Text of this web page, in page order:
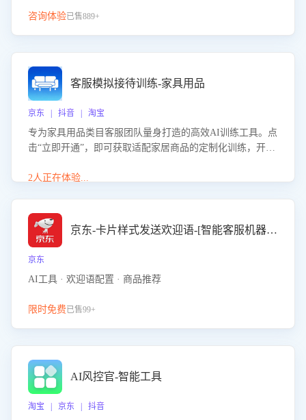
咨询体验已售889+
客服模拟接待训练-家具用品
京东 | 抖音 | 淘宝
专为家具用品类目客服团队量身打造的高效AI训练工具。点
击“立即开通”，即可获取适配家居商品的定制化训练，开启
能、尺寸参数咨询等高频场景下的专业应对能力。
2人正在体验...
京东-卡片样式发送欢迎语-[智能客服机器人]
京东
AI工具 · 欢迎语配置 · 商品推荐
限时免费已售99+
AI风控官-智能工具
淘宝 | 京东 | 抖音